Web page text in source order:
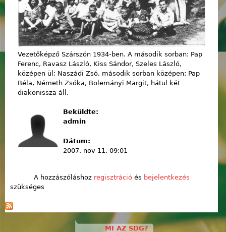
Vezetőképző Szárszón 1934-ben. A második sorban: Pap
Ferenc, Ravasz László, Kiss Sándor, Szeles László,
középen ül: Naszádi Zsó, második sorban középen: Pap
Béla, Németh Zsóka, Bolemányi Margit, hátul két
diakonissza áll.
Beküldte:
admin
Dátum:
2007. nov 11. 09:01
A hozzászóláshoz regisztrációés bejelentkezés
szükséges
MI AZ SDG?